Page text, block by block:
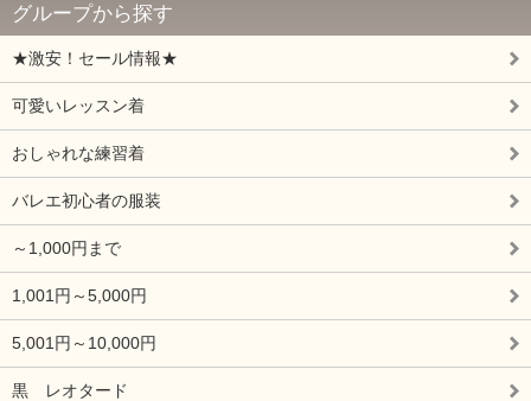
グループから探す
★激安！セール情報★
可愛いレッスン着
おしゃれな練習着
バレエ初心者の服装
～1,000円まで
1,001円～5,000円
5,001円～10,000円
黒 レオタード